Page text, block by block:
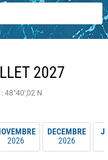
2027
48°40’,02 N
2026
DECEMBRE
2026